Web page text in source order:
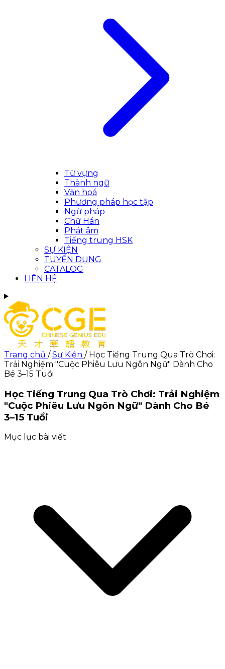
Từ vựng
Thành ngữ
Văn hoá
Phương pháp học tập
Ngữ pháp
Chữ Hán
Phát âm
Tiếng trung HSK
SỰ KIỆN
TUYỂN DỤNG
CATALOG
LIÊN HỆ
Trang chủ / Sự Kiện / Học Tiếng Trung Qua Trò Chơi:
Trải Nghiệm "Cuộc Phiêu Lưu Ngôn Ngữ" Dành Cho
Bé 3–15 Tuổi
Học Tiếng Trung Qua Trò Chơi: Trải Nghiệm
"Cuộc Phiêu Lưu Ngôn Ngữ" Dành Cho Bé
3–15 Tuổi
Mục lục bài viết